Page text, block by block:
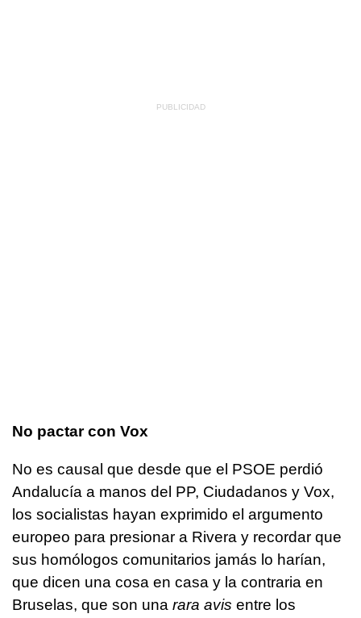
No pactar con Vox
No es causal que desde que el PSOE perdió
Andalucía a manos del PP, Ciudadanos y Vox,
los socialistas hayan exprimido el argumento
europeo para presionar a Rivera y recordar que
sus homólogos comunitarios jamás lo harían,
que dicen una cosa en casa y la contraria en
Bruselas, que son una rara avis entre los